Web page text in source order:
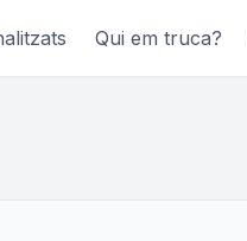
Qui em truca?